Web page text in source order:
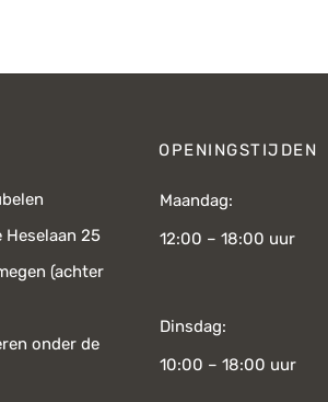
Heselaan 25
(achter
onder de
OPENINGSTIJDEN
Maandag:
12:00 – 18:00 uur
Dinsdag:
10:00 – 18:00 uur